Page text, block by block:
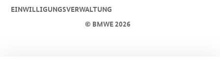
© BMWE 2026
EINWILLIGUNGSVERWALTUNG